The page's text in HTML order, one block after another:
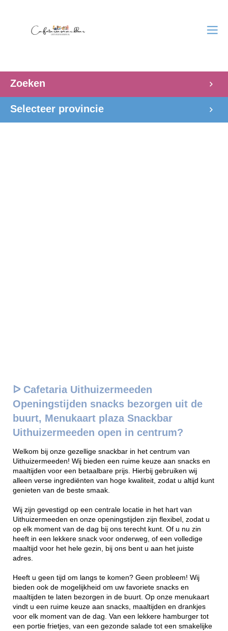
Zoeken
Selecteer provincie
ᐅ Cafetaria Uithuizermeeden
Openingstijden snacks bezorgen uit de
buurt, Menukaart plaza Snackbar
Uithuizermeeden open in centrum?
Welkom bij onze gezellige snackbar in het centrum van
Uithuizermeeden! Wij bieden een ruime keuze aan snacks en
maaltijden voor een betaalbare prijs. Hierbij gebruiken wij
alleen verse ingrediënten van hoge kwaliteit, zodat u altijd kunt
genieten van de beste smaak.
Wij zijn gevestigd op een centrale locatie in het hart van
Uithuizermeeden en onze openingstijden zijn flexibel, zodat u
op elk moment van de dag bij ons terecht kunt. Of u nu zin
heeft in een lekkere snack voor onderweg, of een volledige
maaltijd voor het hele gezin, bij ons bent u aan het juiste
adres.
Heeft u geen tijd om langs te komen? Geen probleem! Wij
bieden ook de mogelijkheid om uw favoriete snacks en
maaltijden te laten bezorgen in de buurt. Op onze menukaart
vindt u een ruime keuze aan snacks, maaltijden en drankjes
voor elk moment van de dag. Van een lekkere hamburger tot
een portie frietjes, van een gezonde salade tot een smakelijke